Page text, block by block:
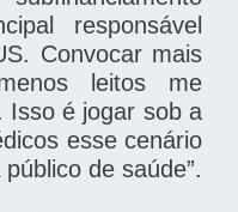
responsável
Convocar mais
leitos me
Isso é jogar sob a
esse cenário
de saúde”.